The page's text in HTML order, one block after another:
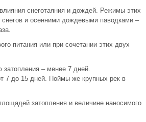
снеготаяния и дождей. Режимы этих
снегов и осенними дождевыми паводками –
питания или при сочетании этих двух
затопления – менее 7 дней.
7 до 15 дней. Поймы же крупных рек в
затопления и величине наносимого